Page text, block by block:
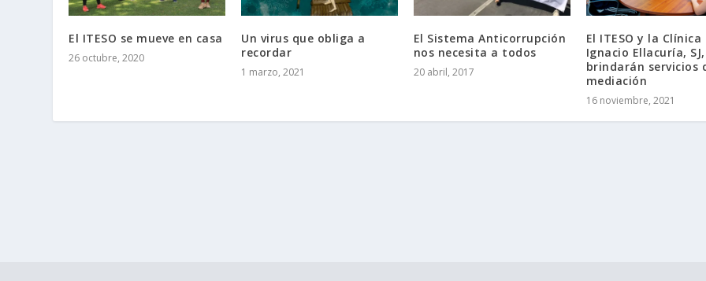
El ITESO se mueve en casa
26 octubre, 2020
Un virus que obliga a
recordar
1 marzo, 2021
El Sistema Anticorrupción
nos necesita a todos
20 abril, 2017
El ITESO y la Clínica
Ignacio Ellacuría, SJ,
brindarán servicios
mediación
16 noviembre, 2021